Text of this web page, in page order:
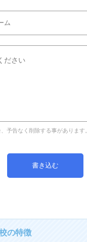
予告なく削除する事があります。
の特徴